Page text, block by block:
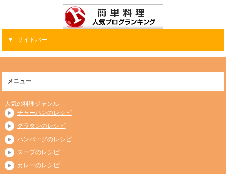
サイドバー
メニュー
人気の料理ジャンル
チャーハンのレシピ
グラタンのレシピ
ハンバーグのレシピ
スープのレシピ
カレーのレシピ